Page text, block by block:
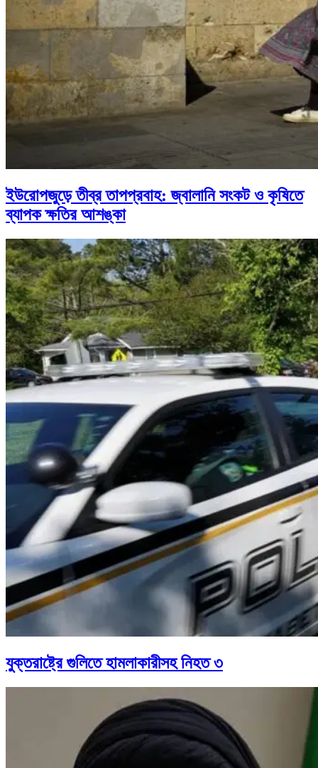
ইউরোপজুড়ে তীব্র তাপপ্রবাহ: জ্বালানি সংকট ও কৃষিতে
ব্যাপক ক্ষতির আশঙ্কা
যুক্তরাষ্ট্রে গুলিতে হামলাকারীসহ নিহত ৩